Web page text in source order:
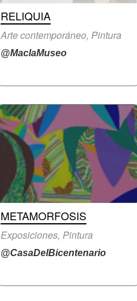
RELIQUIA
Arte contemporáneo, Pintura
@MaclaMuseo
METAMORFOSIS
Exposiciones, Pintura
@CasaDelBicentenario